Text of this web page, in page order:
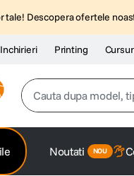
tale! Descopera ofertele
Inchirieri Printing
Cauta dupa model,
Noutati